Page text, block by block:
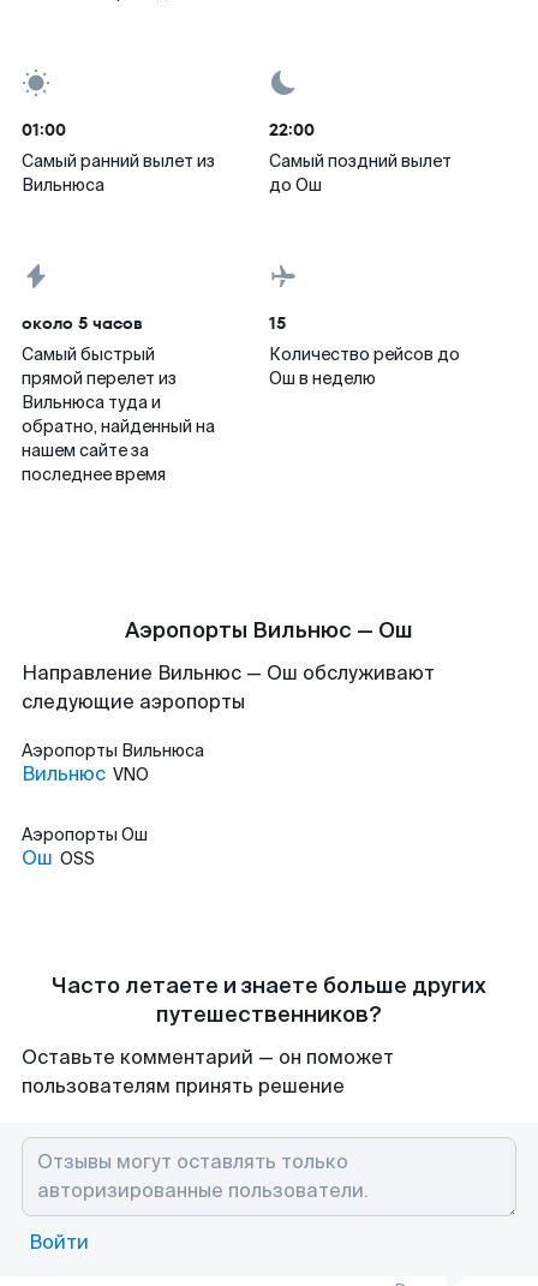
01:00
Самый ранний вылет из
Вильнюса
22:00
Самый поздний вылет
до Ош
около 5 часов
Самый быстрый
прямой перелет из
Вильнюса туда и
обратно, найденный на
нашем сайте за
последнее время
15
Количество рейсов до
Ош в неделю
Аэропорты Вильнюс — Ош
Направление Вильнюс — Ош обслуживают
следующие аэропорты
Аэропорты Вильнюса
Вильнюс VNO
Аэропорты Ош
Ош OSS
Часто летаете и знаете больше других
путешественников?
Оставьте комментарий — он поможет
пользователям принять решение
Войти